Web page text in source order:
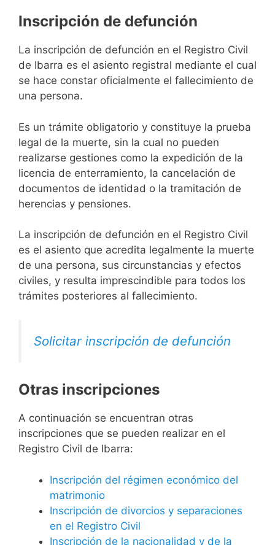
Inscripción de defunción
La inscripción de defunción en el Registro Civil
de Ibarra es el asiento registral mediante el cual
se hace constar oficialmente el fallecimiento de
una persona.
Es un trámite obligatorio y constituye la prueba
legal de la muerte, sin la cual no pueden
realizarse gestiones como la expedición de la
licencia de enterramiento, la cancelación de
documentos de identidad o la tramitación de
herencias y pensiones.
La inscripción de defunción en el Registro Civil
es el asiento que acredita legalmente la muerte
de una persona, sus circunstancias y efectos
civiles, y resulta imprescindible para todos los
trámites posteriores al fallecimiento.
Solicitar inscripción de defunción
Otras inscripciones
A continuación se encuentran otras
inscripciones que se pueden realizar en el
Registro Civil de Ibarra:
Inscripción del régimen económico del
matrimonio
Inscripción de divorcios y separaciones
en el Registro Civil
Inscripción de la nacionalidad y de la